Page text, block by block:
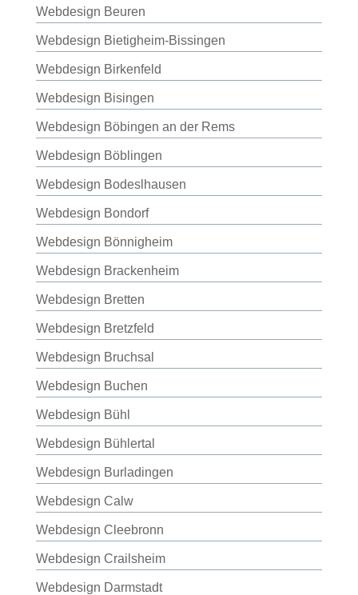
Webdesign Beuren
Webdesign Bietigheim-Bissingen
Webdesign Birkenfeld
Webdesign Bisingen
Webdesign Böbingen an der Rems
Webdesign Böblingen
Webdesign Bodeslhausen
Webdesign Bondorf
Webdesign Bönnigheim
Webdesign Brackenheim
Webdesign Bretten
Webdesign Bretzfeld
Webdesign Bruchsal
Webdesign Buchen
Webdesign Bühl
Webdesign Bühlertal
Webdesign Burladingen
Webdesign Calw
Webdesign Cleebronn
Webdesign Crailsheim
Webdesign Darmstadt